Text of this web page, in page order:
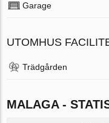
Garage
UTOMHUS
Trädgården
MALAGA -